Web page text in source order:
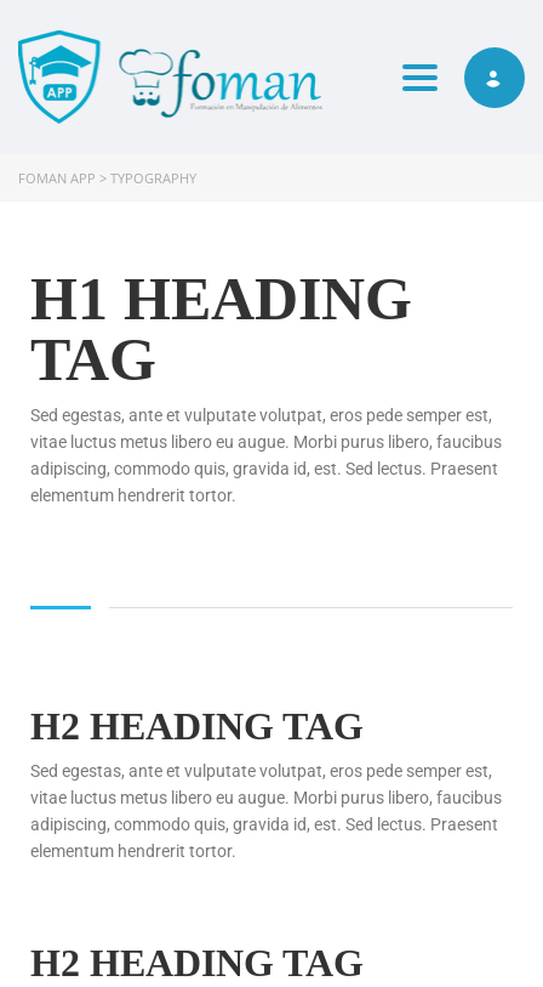
Toggle
FOMAN APP > TYPOGRAPHY
H1 HEADING
TAG
Sed egestas, ante et vulputate volutpat, eros pede semper est,
vitae luctus metus libero eu augue. Morbi purus libero, faucibus
adipiscing, commodo quis, gravida id, est. Sed lectus. Praesent
elementum hendrerit tortor.
H2 HEADING TAG
Sed egestas, ante et vulputate volutpat, eros pede semper est,
vitae luctus metus libero eu augue. Morbi purus libero, faucibus
adipiscing, commodo quis, gravida id, est. Sed lectus. Praesent
elementum hendrerit tortor.
H2 HEADING TAG